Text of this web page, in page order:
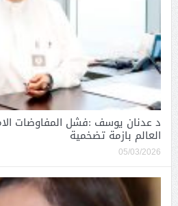
د عدنان يوسف :فشل المفاوضات
العالم بازمة تضخمية
05/03/2026